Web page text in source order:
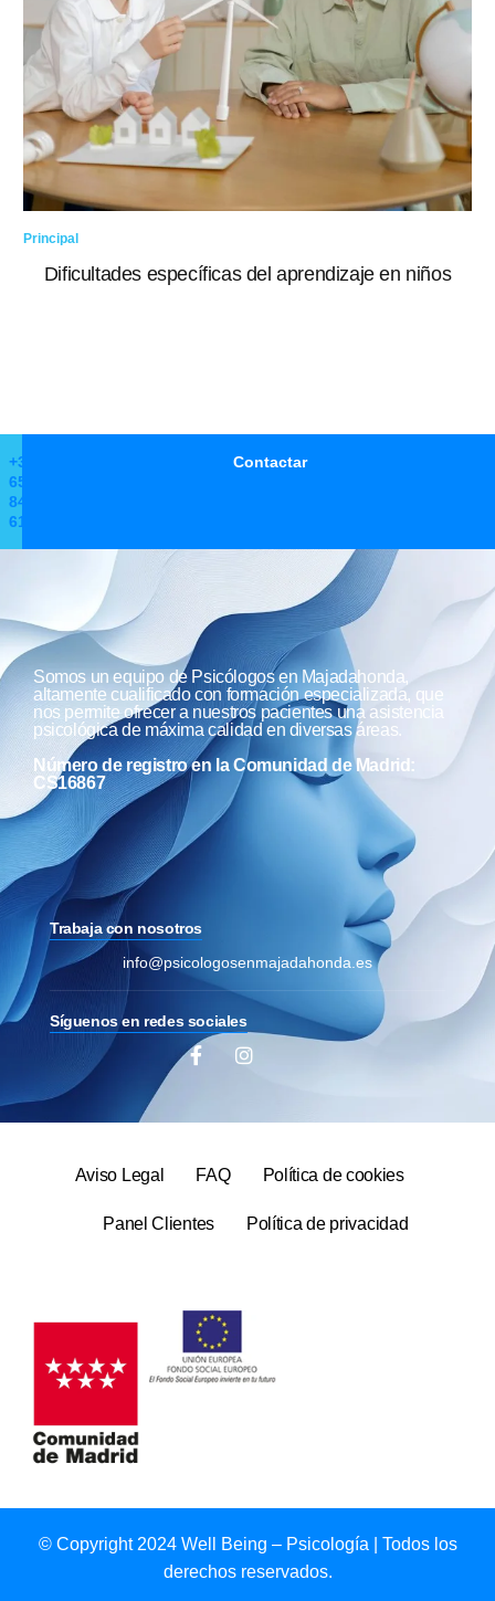
Principal
Dificultades específicas del aprendizaje en niños
+34
650
846
612
Contactar
Somos un equipo de Psicólogos en Majadahonda,
altamente cualificado con formación especializada, que
nos permite ofrecer a nuestros pacientes una asistencia
psicológica de máxima calidad en diversas áreas.
Número de registro en la Comunidad de Madrid:
CS16867
Trabaja con nosotros
info@psicologosenmajadahonda.es
Síguenos en redes sociales
Aviso Legal FAQ Política de cookies
Panel Clientes Política de privacidad
© Copyright 2024 Well Being – Psicología | Todos los
derechos reservados.